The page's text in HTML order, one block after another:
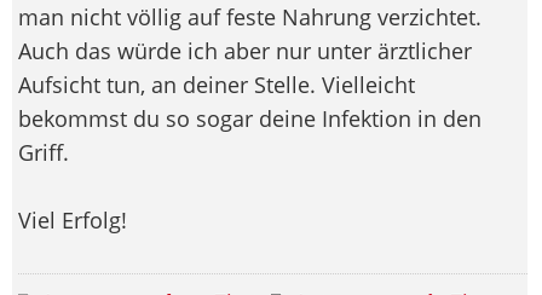
man nicht völlig auf feste Nahrung verzichtet.
Auch das würde ich aber nur unter ärztlicher
Aufsicht tun, an deiner Stelle. Vielleicht
bekommst du so sogar deine Infektion in den
Griff.
Viel Erfolg!